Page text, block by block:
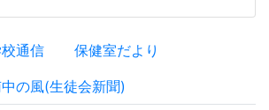
通信 保健室だより
の風(生徒会新聞)